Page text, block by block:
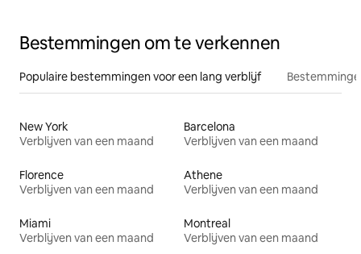
Bestemmingen om te verkennen
Populaire bestemmingen voor een lang verblijf
New York
Verblijven van een maand
Barcelona
Verblijven van een maand
Florence
Verblijven van een maand
Athene
Verblijven van een maand
Miami
Verblijven van een maand
Montreal
Verblijven van een maand